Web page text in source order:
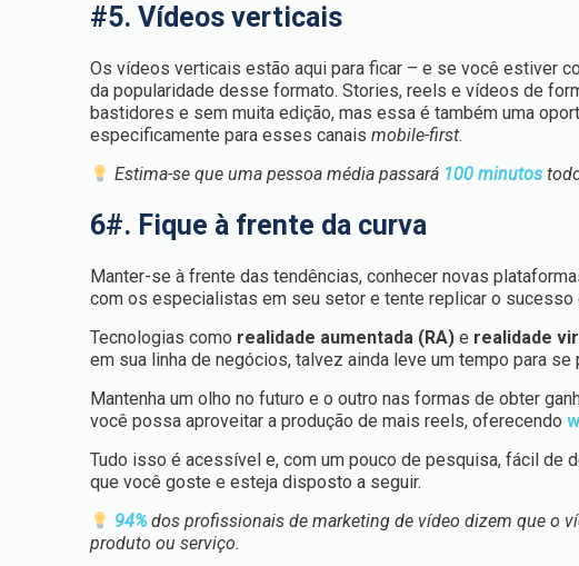
#5. Vídeos verticais
Os vídeos verticais estão aqui para ficar – e se você estiver
da popularidade desse formato. Stories, reels e vídeos de
bastidores e sem muita edição, mas essa é também uma
especificamente para esses canaismobile-first.
Estima-se que uma pessoa média passará 100 minutos
6#. Fique à frente da curva
Manter-se à frente das tendências, conhecer novas
com os especialistas em seu setor e tente replicar o sucesso
Tecnologias como realidade aumentada (RA) e realidade
em sua linha de negócios, talvez ainda leve um tempo para se
Mantenha um olho no futuro e o outro nas formas de obter
você possa aproveitar a produção de mais reels, oferecendo
Tudo isso é acessível e, com um pouco de pesquisa, fácil de
que você goste e esteja disposto a seguir.
94% dos profissionais de marketing de vídeo dizem que o
produto ou serviço.